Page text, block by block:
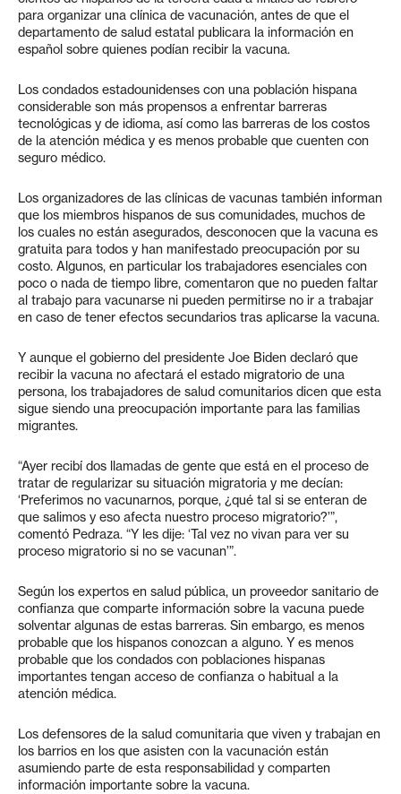
para organizar una clínica de vacunación, antes de que el
departamento de salud estatal publicara la información en
español sobre quienes podían recibir la vacuna.
Los condados estadounidenses con una población hispana
considerable son más propensos a enfrentar barreras
tecnológicas y de idioma, así como las barreras de los costos
de la atención médica y es menos probable que cuenten con
seguro médico.
Los organizadores de las clínicas de vacunas también informan
que los miembros hispanos de sus comunidades, muchos de
los cuales no están asegurados, desconocen que la vacuna es
gratuita para todos y han manifestado preocupación por su
costo. Algunos, en particular los trabajadores esenciales con
poco o nada de tiempo libre, comentaron que no pueden faltar
al trabajo para vacunarse ni pueden permitirse no ir a trabajar
en caso de tener efectos secundarios tras aplicarse la vacuna.
Y aunque el gobierno del presidente Joe Biden declaró que
recibir la vacuna no afectará el estado migratorio de una
persona, los trabajadores de salud comunitarios dicen que esta
sigue siendo una preocupación importante para las familias
migrantes.
“Ayer recibí dos llamadas de gente que está en el proceso de
tratar de regularizar su situación migratoria y me decían:
‘Preferimos no vacunarnos, porque, ¿qué tal si se enteran de
que salimos y eso afecta nuestro proceso migratorio?’”,
comentó Pedraza. “Y les dije: ‘Tal vez no vivan para ver su
proceso migratorio si no se vacunan’”.
Según los expertos en salud pública, un proveedor sanitario de
confianza que comparte información sobre la vacuna puede
solventar algunas de estas barreras. Sin embargo, es menos
probable que los hispanos conozcan a alguno. Y es menos
probable que los condados con poblaciones hispanas
importantes tengan acceso de confianza o habitual a la
atención médica.
Los defensores de la salud comunitaria que viven y trabajan en
los barrios en los que asisten con la vacunación están
asumiendo parte de esta responsabilidad y comparten
información importante sobre la vacuna.